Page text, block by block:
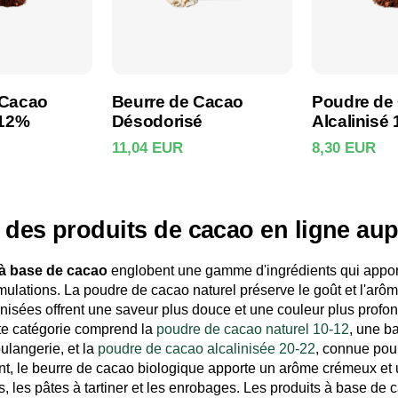
Voir le produit
Beurre de Cacao
Désodorisé
11,04 EUR Voir
Poudre de
Alcalinisé
8,30 EUR
produits de cacao en ligne
base de cacao englobent une gamme d'ingrédients qui
La poudre de cacao naturel préserve le goût et
offrent une saveur plus douce et une couleur plus
catégorie comprend la poudre de cacao naturel 10-12, une
et la poudre de cacao alcalinisée 20-22, connue
le beurre de cacao biologique apporte un arôme crémeux
les pâtes à tartiner et les enrobages. Les produits à base de